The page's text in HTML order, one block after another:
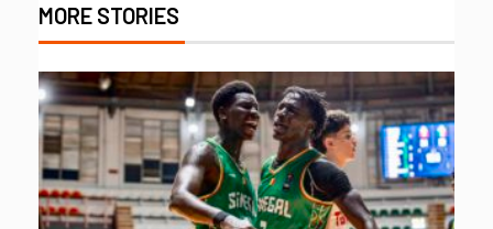
MORE STORIES